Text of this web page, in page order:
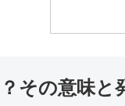
？その意味と